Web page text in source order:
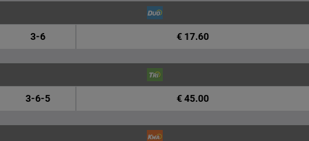
3-6 € 17.60
3-6-5 € 45.00